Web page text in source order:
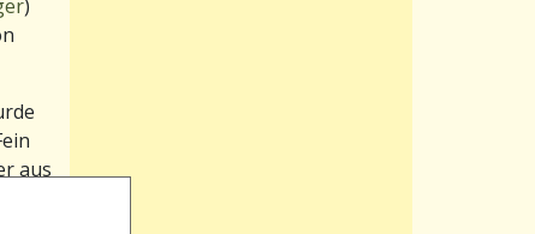
)
aus